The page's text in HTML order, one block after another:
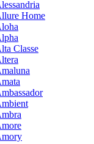
Home
Classe